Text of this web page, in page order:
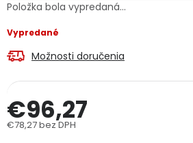
Reklamačný formulár
Podmienky ochrany osobných údajov
Položka bola vypredaná…
Vypredané
Možnosti doručenia
€96,27
€78,27 bez DPH